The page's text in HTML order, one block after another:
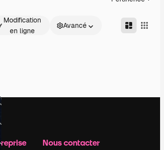
Modification
en ligne
Avancé
Nous contacter